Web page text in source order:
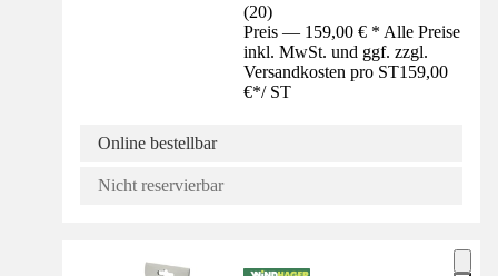
(20)
Preis — 159,00 € * Alle Preise
inkl. MwSt. und ggf. zzgl.
Versandkosten pro ST159,00
€*/ ST
Online bestellbar
Nicht reservierbar